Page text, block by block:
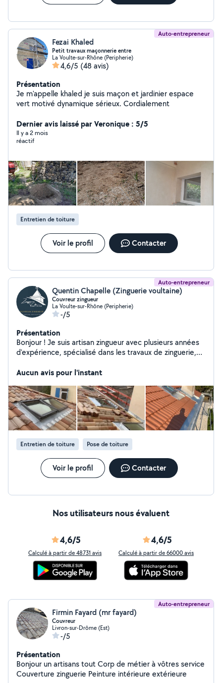
Auto-entrepreneur
Fezai Khaled
Petit travaux maçonnerie entre
La Voulte-sur-Rhône (Peripherie)
4,6/5 (48 avis)
Présentation
Je m'appelle khaled je suis maçon et jardinier espace
vert motivé dynamique sérieux. Cordialement
Dernier avis laissé par Veronique : 5/5
Il y a 2 mois
réactif
Entretien de toiture
Voir le profil Contacter
Auto-entrepreneur
Quentin Chapelle (Zinguerie voultaine)
Couvreur zingueur
La Voulte-sur-Rhône (Peripherie)
-/5
Présentation
Bonjour ! Je suis artisan zingueur avec plusieurs années
d'expérience, spécialisé dans les travaux de zinguerie,
Basé à la Voulte sur Rhone j'interviens rapidement et
remplacement de gouttières Habillage de bandeaux et
planches de rive Rénovation et entretien de toiture zinc
Étanchéité de cheminée, lucarnes, solins Réparations
après intempéries Conseil et devis gratuits Travail
soigné, matériaux de qualité, respect des délais. Je
travaille avec des particuliers, des syndics et des
professionnels. Disponibilité rapide !
Aucun avis pour l'instant
Entretien de toiture Pose de toiture
Voir le profil Contacter
Nos utilisateurs nous évaluent
4,6/5
Calculé à partir de 48731 avis
4,6/5
Calculé à partir de 66000 avis
Auto-entrepreneur
Firmin Fayard (mr fayard)
Couvreur
Livron-sur-Drôme (Est)
-/5
Présentation
Bonjour un artisans tout Corp de métier à vôtres service
Couverture zinguerie Peinture intérieure extérieure